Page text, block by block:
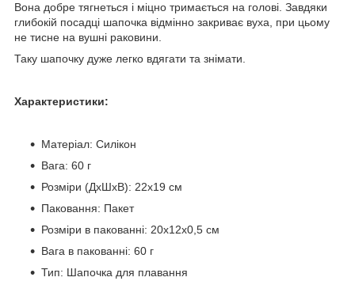
Вона добре тягнеться і міцно тримається на голові. Завдяки
глибокій посадці шапочка відмінно закриває вуха, при цьому
не тисне на вушні раковини.
Таку шапочку дуже легко вдягати та знімати.
Характеристики:
Матеріал: Силікон
Вага: 60 г
Розміри (ДхШхВ): 22х19 см
Паковання: Пакет
Розміри в пакованні: 20х12х0,5 см
Вага в пакованні: 60 г
Тип: Шапочка для плавання